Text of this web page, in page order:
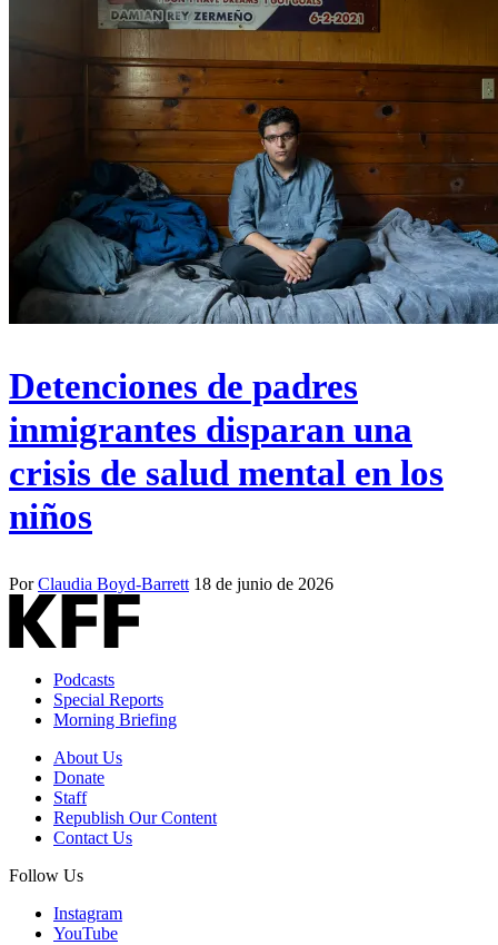
Detenciones de padres
inmigrantes disparan una
crisis de salud mental en los
niños
PorClaudia Boyd-Barrett 18 de junio de 2026
Podcasts
Special Reports
Morning Briefing
About Us
Donate
Staff
Republish Our Content
Contact Us
Follow Us
Instagram
YouTube